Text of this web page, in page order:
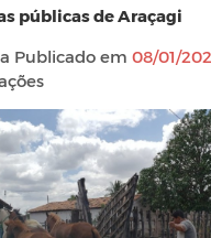
públicas de Araçagi
Publicado em 08/01/